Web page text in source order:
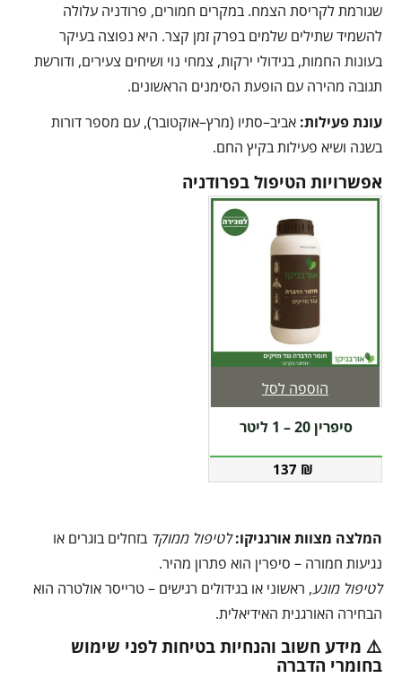
שגורמת לקריסת הצמח. במקרים חמורים, פרודניה עלולה
להשמיד שתילים שלמים בפרק זמן קצר. היא נפוצה בעיקר
בעונות החמות, בגידולי ירקות, צמחי נוי ושיחים צעירים, ודורשת
תגובה מהירה עם הופעת הסימנים הראשונים.
עונת פעילות: אביב–סתיו (מרץ–אוקטובר), עם מספר דורות
בשנה ושיא פעילות בקיץ החם.
אפשרויות הטיפול בפרודניה
סיפרין 20 – 1 ליטר
137 ₪
הוספה לסל
המלצה מצוות אורגניקו: לטיפול ממוקד בזחלים בוגרים או
נגיעות חמורה – סיפרין הוא פתרון מהיר.
לטיפול מונע, ראשוני או בגידולים רגישים – טרייסר אולטרה הוא
הבחירה האורגנית האידיאלית.
⚠️ מידע חשוב והנחיות בטיחות לפני שימוש
בחומרי הדברה